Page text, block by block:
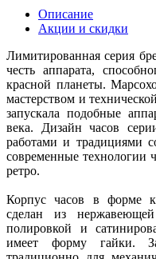
Описание
Акции и скидки
Лимитированная серия
честь аппарата,
красной планеты.
мастерством и
запускала подобные
века. Дизайн часов
работами и традициями
современные технологии
ретро.
Корпус часов в форме
сделан из
полировкой и
имеет форму гайки.